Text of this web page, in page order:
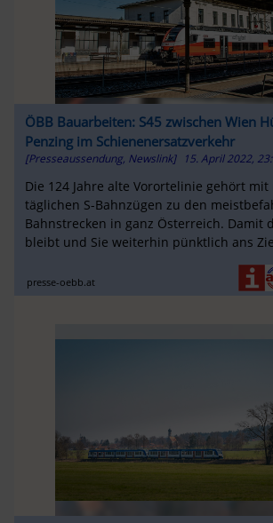
ÖBB Bauarbeiten: S45 zwischen Wien
Penzing im Schienenersatzverkehr
[Presseaussendung, Newslink] 15. April 2022,
Die 124 Jahre alte Vorortelinie gehört mit
täglichen S-Bahnzügen zu den
Bahnstrecken in ganz Österreich. Damit
bleibt und Sie weiterhin pünktlich ans
presse-oebb.at